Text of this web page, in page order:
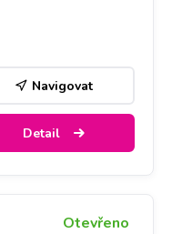
Navigovat
Detail
Otevřeno